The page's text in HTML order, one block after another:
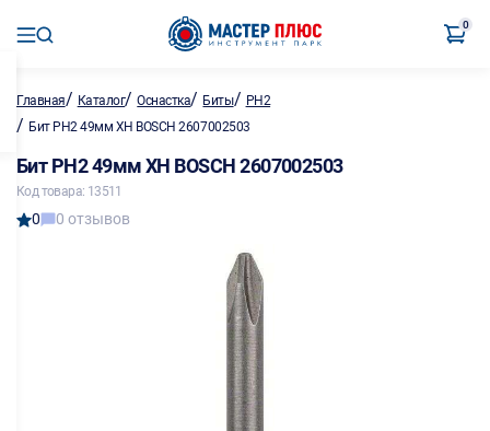
0
Главная/ Каталог/Оснастка/ Биты/ PH2
/ Бит PH2 49мм XH BOSCH 2607002503
Бит PH2 49мм XH BOSCH 2607002503
Код товара: 13511
0 0 отзывов